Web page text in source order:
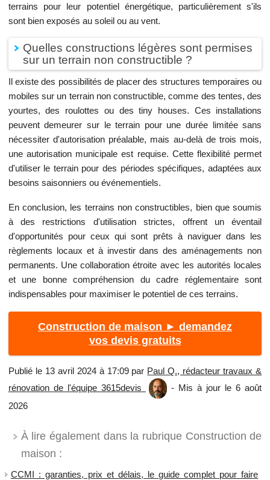
terrains pour leur potentiel énergétique, particulièrement s'ils
sont bien exposés au soleil ou au vent.
Quelles constructions légères sont permises
sur un terrain non constructible ?
Il existe des possibilités de placer des structures temporaires ou
mobiles sur un terrain non constructible, comme des tentes, des
yourtes, des roulottes ou des tiny houses. Ces installations
peuvent demeurer sur le terrain pour une durée limitée sans
nécessiter d'autorisation préalable, mais au-delà de trois mois,
une autorisation municipale est requise. Cette flexibilité permet
d'utiliser le terrain pour des périodes spécifiques, adaptées aux
besoins saisonniers ou événementiels.
En conclusion, les terrains non constructibles, bien que soumis
à des restrictions d'utilisation strictes, offrent un éventail
d'opportunités pour ceux qui sont prêts à naviguer dans les
règlements locaux et à investir dans des aménagements non
permanents. Une collaboration étroite avec les autorités locales
et une bonne compréhension du cadre réglementaire sont
indispensables pour maximiser le potentiel de ces terrains.
Construction de maison ► demandez
vos devis gratuits
Publié le 13 avril 2024 à 17:09 par Paul Q., rédacteur travaux &
rénovation de l'équipe 3615devis
- Mis à jour le 6 août
2026
À lire également dans la rubrique Construction de
maison :
CCMI : garanties, prix et délais, le guide complet pour faire